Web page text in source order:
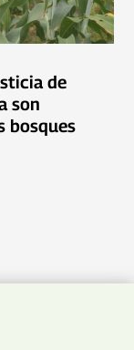
de
son
bosques